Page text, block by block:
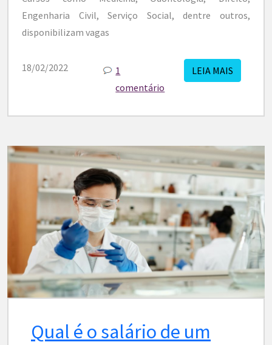
Engenharia Civil, Serviço Social, dentre outros,
disponibilizam vagas
18/02/2022
1
comentário
LEIA MAIS
Qual é o salário de um